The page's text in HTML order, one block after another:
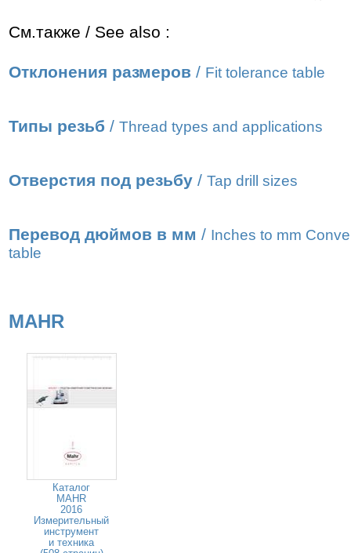
См.также / See also :
Отклонения размеров / Fit tolerance table
Типы резьб / Thread types and applications
Отверстия под резьбу / Tap drill sizes
Перевод дюймов в мм / Inches to mm
table
MAHR
Каталог
MAHR
2016
Измерительный
инструмент
и техника